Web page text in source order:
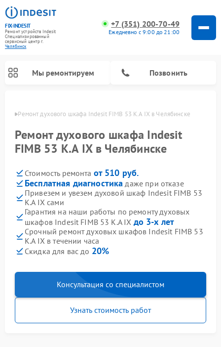
FIX-INDESIT
Ремонт устройств Indesit
Специализированный
cервисный центр г.
Челябинск
+7 (351) 200-70-49
Ежедневно с 9:00 до 21:00
Мы ремонтируем Позвонить
Ремонт духового шкафа Indesit FIMB 53 K.A IX в Челябинске
Ремонт духового шкафа Indesit
FIMB 53 K.A IX в Челябинске
Стоимость ремонта от 510 руб.
Бесплатная диагностика даже при отказе
Привезем и увезем духовой шкаф Indesit FIMB 53
K.A IX сами
Гарантия на наши работы по ремонту духовых
шкафов Indesit FIMB 53 K.A IX до 3-х лет
Срочный ремонт духовых шкафов Indesit FIMB 53
K.A IX в течении часа
Скидка для вас до 20%
Консультация со специалистом
Узнать стоимость работ